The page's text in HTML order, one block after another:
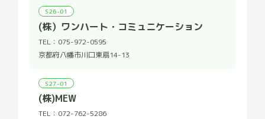
S26-01
(株）ワンハート・コミュニケーション
TEL： 075-972-0595
京都府八幡市川口東扇14-13
S27-01
(株)MEW
TEL： 072-762-5286